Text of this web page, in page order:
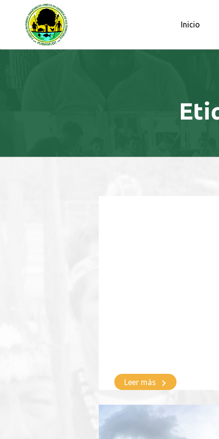
OBSERVATORIO PETROLERO DE
Inicio
Leer más keyboard_arrow_right